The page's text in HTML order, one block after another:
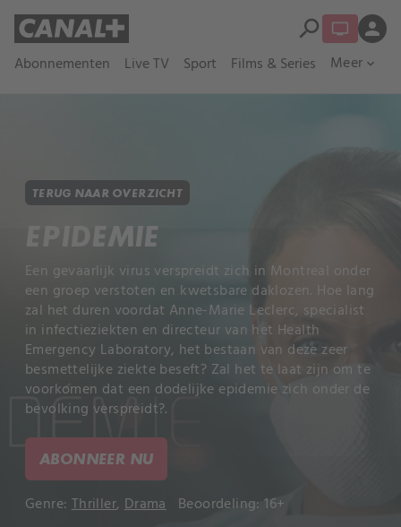
Abonnementen Live TV Sport Films & Series Meer expand_more
search person
TERUG NAAR OVERZICHT
EPIDEMIE
Een gevaarlijk virus verspreidt zich in Montreal onder
een groep verstoten en kwetsbare daklozen. Hoe lang
zal het duren voordat Anne-Marie Leclerc, specialist
in infectieziekten en directeur van het Health
Emergency Laboratory, het bestaan ​​van deze zeer
besmettelijke ziekte beseft? Zal het te laat zijn om te
voorkomen dat een dodelijke epidemie zich onder de
bevolking verspreidt?.
ABONNEER NU
Genre: Thriller, Drama Beoordeling: 16+